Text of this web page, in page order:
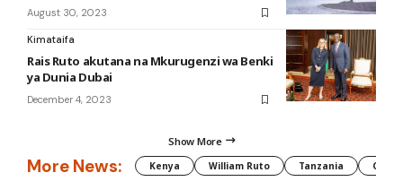
August 30, 2023
Kimataifa
Rais Ruto akutana na Mkurugenzi wa Benki
ya Dunia Dubai
December 4, 2023
Show More
More News: Kenya William Ruto Tanzania CAF